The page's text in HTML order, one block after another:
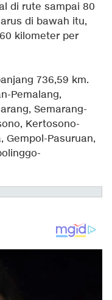
di rute sampai 80
di bawah itu,
kilometer per
736,59 km.
Pemalang,
Semarang-
Kertosono-
Gempol-Pasuruan,